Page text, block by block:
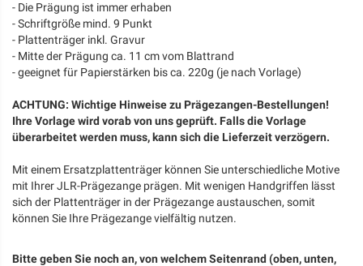
- Die Prägung ist immer erhaben
- Schriftgröße mind. 9 Punkt
- Plattenträger inkl. Gravur
- Mitte der Prägung ca. 11 cm vom Blattrand
- geeignet für Papierstärken bis ca. 220g (je nach Vorlage)
ACHTUNG: Wichtige Hinweise zu Prägezangen-Bestellungen!
Ihre Vorlage wird vorab von uns geprüft. Falls die Vorlage
überarbeitet werden muss, kann sich die Lieferzeit verzögern.
Mit einem Ersatzplattenträger können Sie unterschiedliche Motive
mit Ihrer JLR-Prägezange prägen. Mit wenigen Handgriffen lässt
sich der Plattenträger in der Prägezange austauschen, somit
können Sie Ihre Prägezange vielfältig nutzen.
Bitte geben Sie noch an, von welchem Seitenrand (oben, unten,